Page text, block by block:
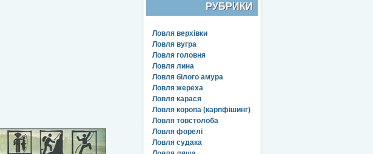
РУБРИКИ
Ловля верхівки
Ловля вугра
Ловля головня
Ловля лина
Ловля білого амура
Ловля жереха
Ловля карася
Ловля коропа (карпфішинг)
Ловля товстолоба
Ловля форелі
Ловля судака